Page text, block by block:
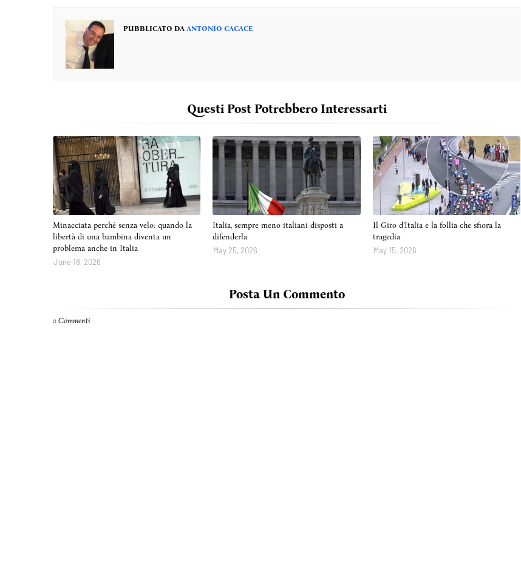
PUBBLICATO DA ANTONIO CACACE
Questi Post Potrebbero Interessarti
Minacciata perché senza velo: quando la
libertà di una bambina diventa un
problema anche in Italia
June 18, 2026
Italia, sempre meno italiani disposti a
difenderla
May 25, 2026
Il Giro d’Italia e la follia che sfiora la
tragedia
May 15, 2026
Posta Un Commento
0 Commenti